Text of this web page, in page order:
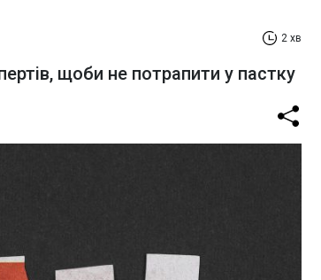
2 хв
щоби не потрапити у пастку